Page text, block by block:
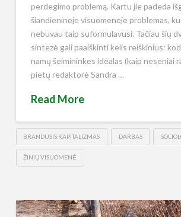
perdegimo problemą. Kartu jie padeda
šiandieninėje visuomenėje problemas,
nebuvau taip suformulavusi. Tačiau šių
sintezė gali paaiškinti kelis reiškinius:
namų šeimininkės idealas (kaip neseniai
pietų redaktorė Sandra …
Read More
BRANDUSIS KAPITALIZMAS DARBAS
ŽINIŲ VISUOMENĖ